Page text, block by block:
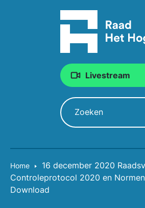
Livestream
Zoeken
Home
16 december 2020
Controleprotocol 2020 en
Download